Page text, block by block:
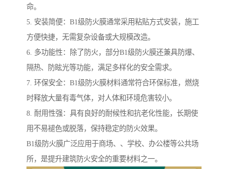
命。
5. 安装简便：B1级防火膜通常采用粘贴方式安装，施工
方便快捷，无需复杂设备或大规模改造。
6. 多功能性：除了防火，部分B1级防火膜还兼具防爆、
隔热、防眩光等功能，满足多样化的安全需求。
7. 环保安全：B1级防火膜材料通常符合环保标准，燃烧
时释放大量有毒气体，对人体和环境危害较小。
8. 耐用性强：具有良好的耐候性和抗老化性能，长期使
用不易褪色或脱落，保持稳定的防火效果。
B1级防火膜广泛应用于商场、、学校、办公楼等公共场
所，是提升建筑防火安全的重要材料之一。